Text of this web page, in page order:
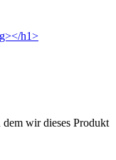
wir dieses Produkt